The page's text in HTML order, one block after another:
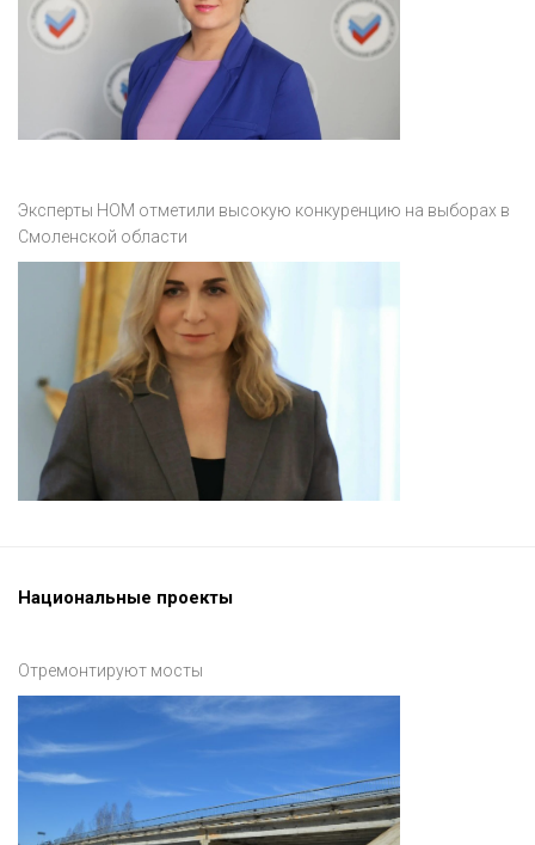
Эксперты НОМ отметили высокую конкуренцию на выборах в
Смоленской области
Национальные проекты
Отремонтируют мосты